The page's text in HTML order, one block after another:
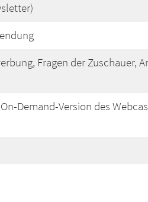
Fragen der Zuschauer,
Demand-Version des